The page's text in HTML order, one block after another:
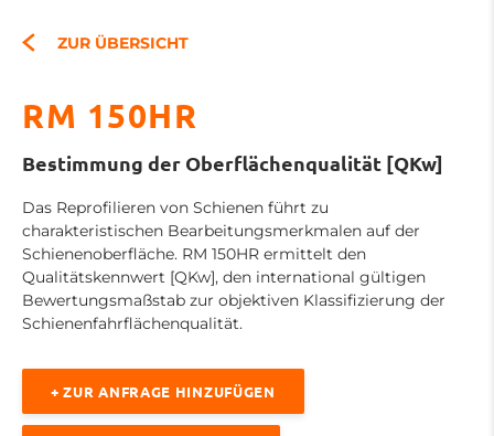
ZUR ÜBERSICHT
RM 150HR
Bestimmung der Oberflächenqualität [QKw]
Das Reprofilieren von Schienen führt zu
charakteristischen Bearbeitungsmerkmalen auf der
Schienenoberfläche. RM 150HR ermittelt den
Qualitätskennwert [QKw], den international gültigen
Bewertungsmaßstab zur objektiven Klassifizierung der
Schienenfahrflächenqualität.
+ ZUR ANFRAGE HINZUFÜGEN